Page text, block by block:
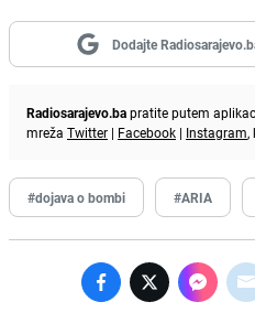
Dodajte
Radiosarajevo.bapratite putem
mreža Twitter | Facebook | Instagram,
#dojava o bombi #ARIA